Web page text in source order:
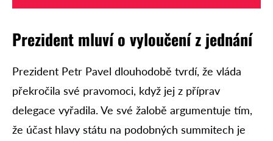
Prezident mluví o vyloučení z jednání
Prezident Petr Pavel dlouhodobě tvrdí, že vláda
překročila své pravomoci, když jej z příprav
delegace vyřadila. Ve své žalobě argumentuje tím,
že účast hlavy státu na podobných summitech je